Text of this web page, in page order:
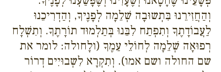
וְהַחֲזִירֵנוּ בִּתְשוּבָה שְׁלֵמָה לְפָנֶיךָ, וְהַדְרִיכֵנוּ
לַעֲבוֹדָתֶךָ וְתִפְתַח לִבֵּנוּ בְּתַלְמוּד תוֹרָתֶךָ. וְתִשְׁלָח
רְפוּאָה שְׁלֵמָה לְחוֹלֵי עַמֶךָ (ולָחולה: לומר את
שם החולה ושם אמו). וְתִקְרָא לִשְבוּיִים דְרוֹר